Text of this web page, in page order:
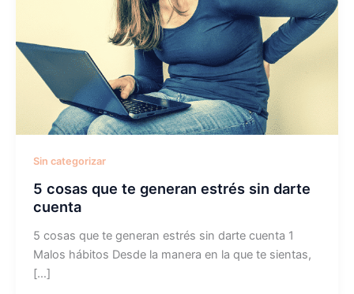
Sin categorizar
5 cosas que te generan estrés sin darte
cuenta
5 cosas que te generan estrés sin darte cuenta 1
Malos hábitos Desde la manera en la que te sientas,
[…]